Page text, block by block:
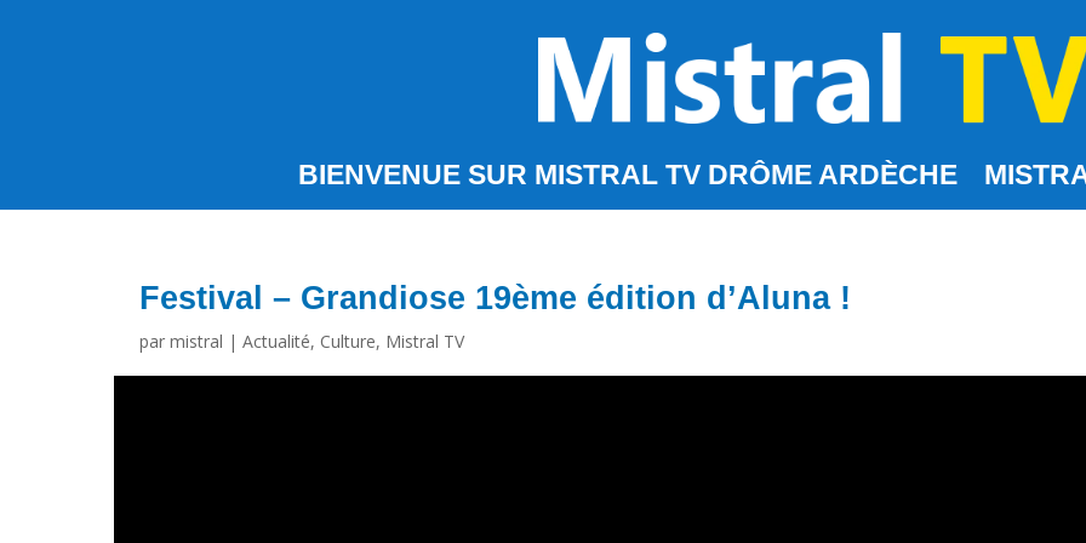
BIENVENUE SUR MISTRAL TV DRÔME ARDÈCHE
Festival – Grandiose 19ème édition d’Aluna !
parmistral |Actualité, Culture, Mistral TV